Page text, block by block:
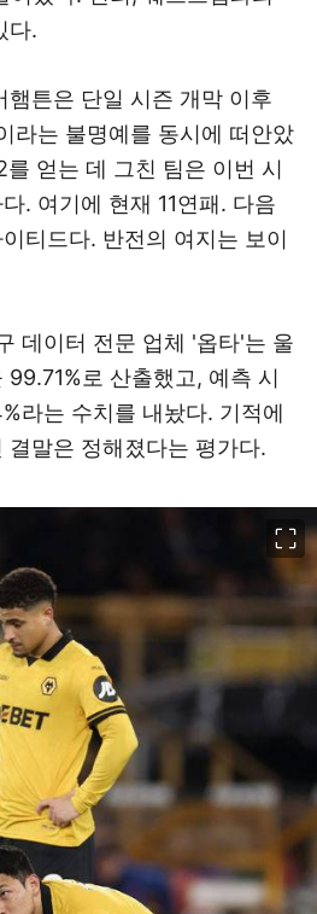
다.
햄튼은 단일 시즌 개막 이후
라는 불명예를 동시에 떠안았
얻는 데 그친 팀은 이번 시
. 여기에 현재 11연패. 다음
티드다. 반전의 여지는 보이
데이터 전문 업체 '옵타'는 울
로 산출했고, 예측 시
라는 수치를 내놨다. 기적에
결말은 정해졌다는 평가다.